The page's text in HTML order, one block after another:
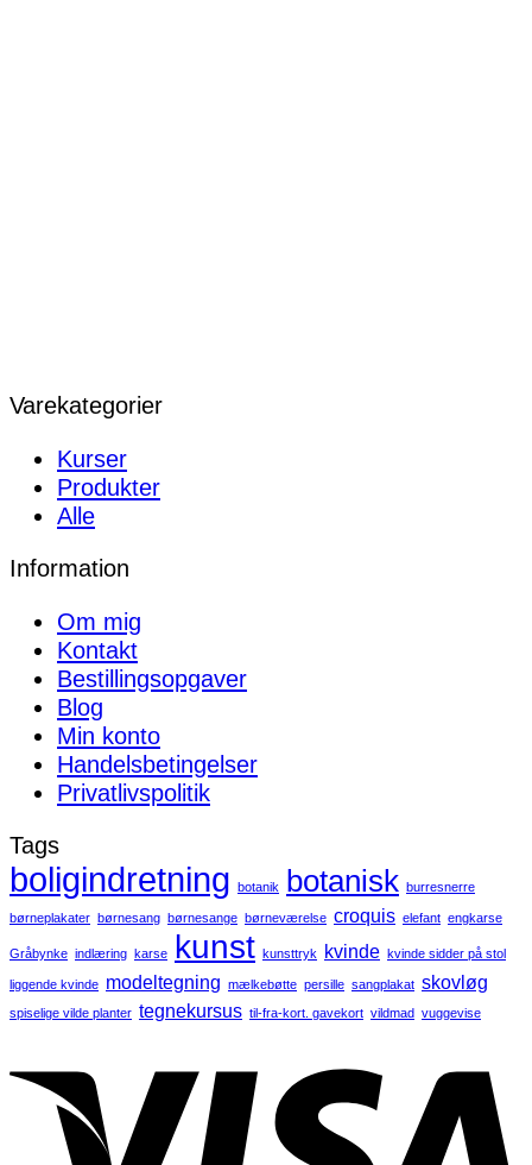
Varekategorier
Kurser
Produkter
Alle
Information
Om mig
Kontakt
Bestillingsopgaver
Blog
Min konto
Handelsbetingelser
Privatlivspolitik
Tags
boligindretning botanik botanisk burresnerre
børneplakater børnesang børnesange børneværelse croquis elefant engkarse
Gråbynke indlæring karse kunst kunsttryk kvinde kvinde sidder på stol
liggende kvinde modeltegning mælkebøtte persille sangplakat skovløg
spiselige vilde planter tegnekursus til-fra-kort. gavekort vildmad vuggevise